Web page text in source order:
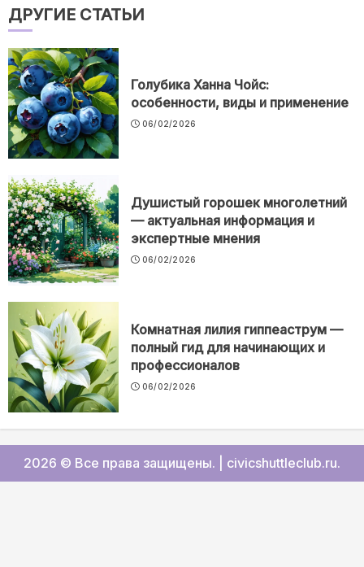
ДРУГИЕ СТАТЬИ
Голубика Ханна Чойс:
особенности, виды и применение
06/02/2026
Душистый горошек многолетний
— актуальная информация и
экспертные мнения
06/02/2026
Комнатная лилия гиппеаструм —
полный гид для начинающих и
профессионалов
06/02/2026
2026 © Все права защищены. civicshuttleclub.ru.